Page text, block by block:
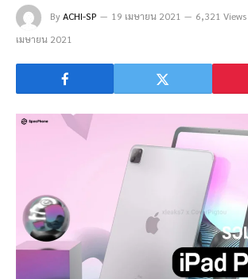
ByACHI-SP 19 เมษายน 2021 6,321 Views
เมษายน 2021